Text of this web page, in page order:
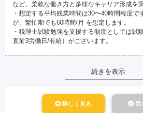
など、柔軟な働き方と多様なキャリア形成を
・想定する平均残業時間は30〜40時間程度で
が、繁忙期でも60時間/月 を想定します。
・税理士試験勉強を支援する制度としては試
直前3労働日/有給）がございます。
続きを表示
詳しく見る 気